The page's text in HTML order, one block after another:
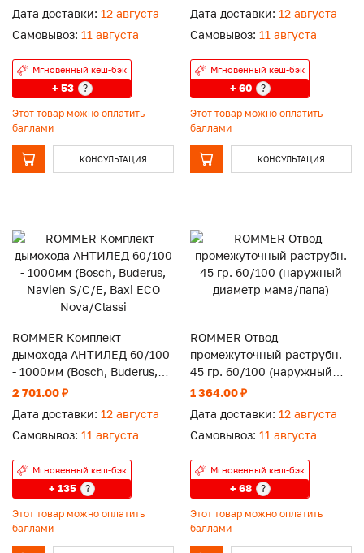
Дата доставки: 12 августа
Самовывоз: 11 августа
Мгновенный кеш-бэк
+ 53 ?
Этот товар можно оплатить
баллами
КОНСУЛЬТАЦИЯ
Дата доставки: 12 августа
Самовывоз: 11 августа
Мгновенный кеш-бэк
+ 60 ?
Этот товар можно оплатить
баллами
КОНСУЛЬТАЦИЯ
ROMMER Комплект
дымохода АНТИЛЕД 60/100
- 1000мм (Bosch, Buderus,
Navien S/C/E, Baxi ECO
2 701.00 ₽
Дата доставки: 12 августа
Самовывоз: 11 августа
Мгновенный кеш-бэк
+ 135 ?
Этот товар можно оплатить
баллами
ROMMER Отвод
промежуточный раструбн.
45 гр. 60/100 (наружный
диаметр мама/папа)
1 364.00 ₽
Дата доставки: 12 августа
Самовывоз: 11 августа
Мгновенный кеш-бэк
+ 68 ?
Этот товар можно оплатить
баллами